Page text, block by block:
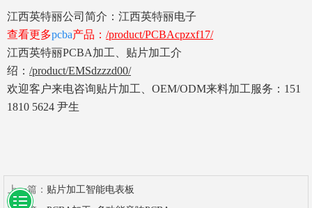
江西英特丽公司简介： 江西英特丽电子
查看更多pcba产品： /product/PCBAcpzxf17/
江西英特丽PCBA加工、贴片加工介
绍： /product/EMSdzzzd00/
欢迎客户来电咨询贴片加工、OEM/ODM来料加工服务：151
1810 5624 尹生
上一篇： 贴片加工智能电表板